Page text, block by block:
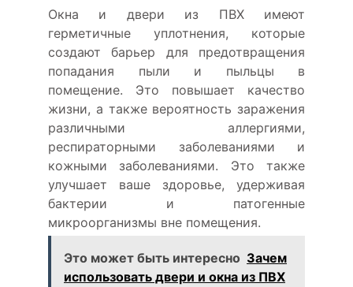
Окна и двери из ПВХ имеют
герметичные уплотнения, которые
создают барьер для предотвращения
попадания пыли и пыльцы в
помещение. Это повышает качество
жизни, а также вероятность заражения
различными аллергиями,
респираторными заболеваниями и
кожными заболеваниями. Это также
улучшает ваше здоровье, удерживая
бактерии и патогенные
микроорганизмы вне помещения.
Это может быть интересно Зачем
использовать двери и окна из ПВХ